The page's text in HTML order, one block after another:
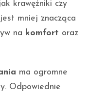
krawężniki czy
mniej znacząca
na komfort oraz
ma ogromne
Odpowiednie